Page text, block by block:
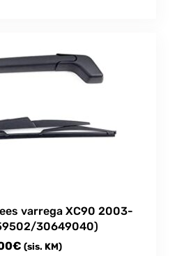
7.00€
varrega XC90 2003-
30649040)
€ (sis. KM)